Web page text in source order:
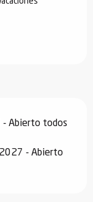
Abierto todos
- Abierto